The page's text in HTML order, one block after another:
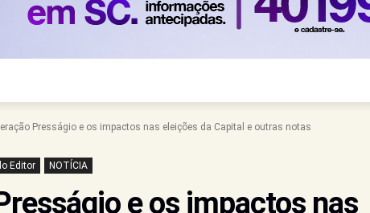
Presságio e os impactos nas eleições da Capital e outras notas
Editor NOTÍCIA
e os impactos nas